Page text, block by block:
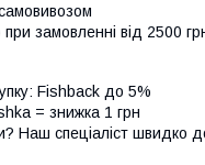
замовленні від 2500
Fishback до 5%
= знижка 1 грн
Наш спеціаліст швидко